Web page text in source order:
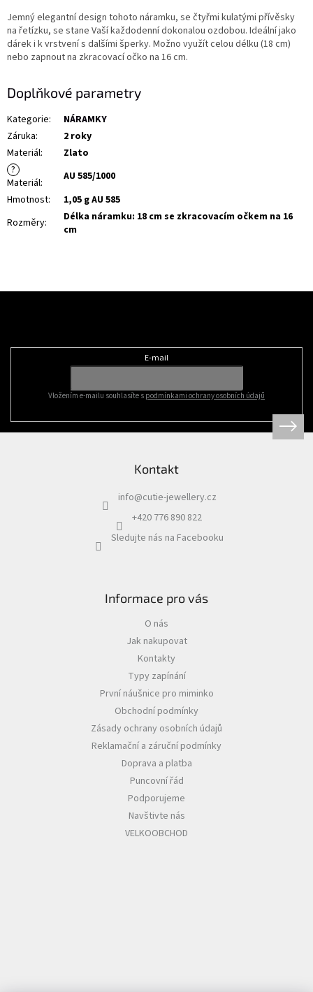
Jemný elegantní design tohoto náramku, se čtyřmi kulatými přívěsky
na řetízku, se stane Vaší každodenní dokonalou ozdobou. Ideální jako
dárek i k vrstvení s dalšími šperky. Možno využít celou délku (18 cm)
nebo zapnout na zkracovací očko na 16 cm.
Doplňkové parametry
Kategorie:
NÁRAMKY
Záruka:
2 roky
Materiál:
Zlato
?
Materiál:
AU 585/1000
Hmotnost:
1,05 g AU 585
Rozměry:
Délka náramku: 18 cm se zkracovacím očkem na 16
cm
E-mail
Vložením e-mailu souhlasíte s podmínkami ochrany osobních údajů
Kontakt
info@cutie-jewellery.cz
+420 776 890 822
Sledujte nás na Facebooku
Informace pro vás
O nás
Jak nakupovat
Kontakty
Typy zapínání
První náušnice pro miminko
Obchodní podmínky
Zásady ochrany osobních údajů
Reklamační a záruční podmínky
Doprava a platba
Puncovní řád
Podporujeme
Navštivte nás
VELKOOBCHOD